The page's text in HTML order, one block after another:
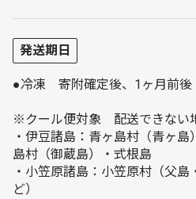
発送期日
●冷凍 寄附確定後、1ヶ月前後
※クール便対象 配送できない
・伊豆諸島：青ヶ島村（青ヶ
島村（御蔵島）・式根島
・小笠原諸島：小笠原村（父
ど）